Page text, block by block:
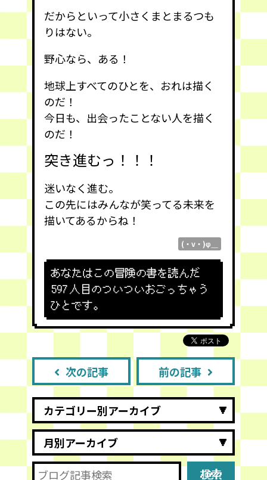
だからといって小さくまとまるつも
りはない。
野心なら、ある！
地球上すべてのひとを、おれは描く
のだ！
今日も、出会ったことない人を描く
のだ！
突き進むっ！！！
迷いなく進む。
この先にはみんなが笑ってる未来を
描いてあるからね！
(・v・)φ＿
あなたはこの冒険の書を読んだ
597 人目のついついおごっちゃう
ひとです。
次の記事 前の記事